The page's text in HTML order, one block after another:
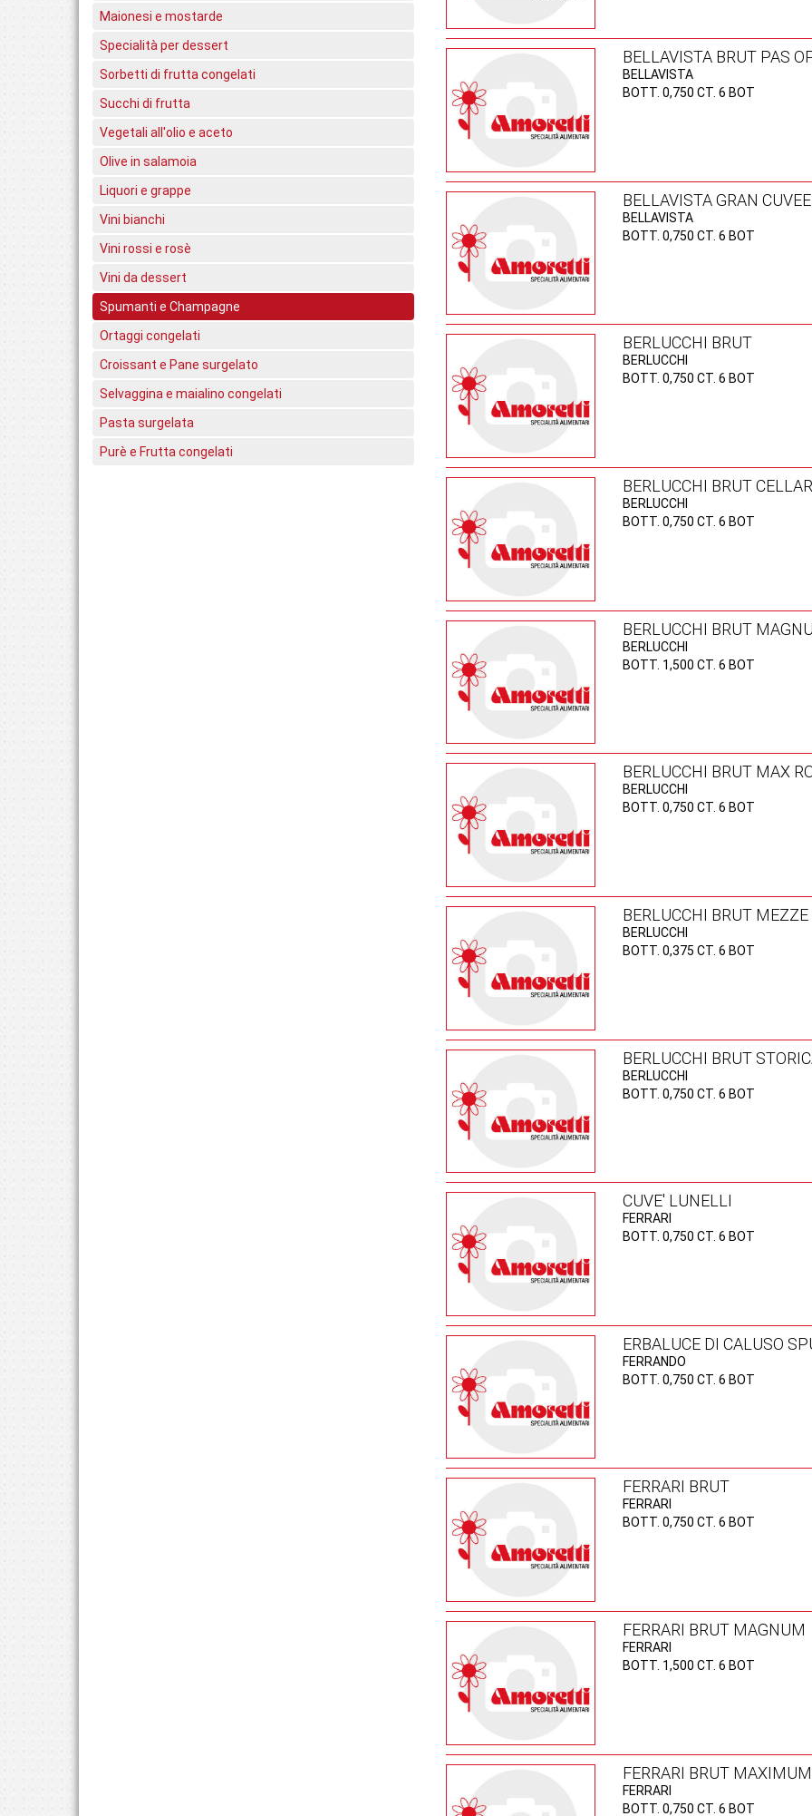
Maionesi e mostarde
Specialità per dessert
Sorbetti di frutta congelati
Succhi di frutta
Vegetali all'olio e aceto
Olive in salamoia
Liquori e grappe
Vini bianchi
Vini rossi e rosè
Vini da dessert
Spumanti e Champagne
Ortaggi congelati
Croissant e Pane surgelato
Selvaggina e maialino congelati
Pasta surgelata
Purè e Frutta congelati
BELLAVISTA BRUT PAS
BELLAVISTA
BOTT. 0,750 CT. 6 BOT
BELLAVISTA GRAN CUVEE
BELLAVISTA
BOTT. 0,750 CT. 6 BOT
BERLUCCHI BRUT
BERLUCCHI
BOTT. 0,750 CT. 6 BOT
BERLUCCHI BRUT
BERLUCCHI
BOTT. 0,750 CT. 6 BOT
BERLUCCHI BRUT
BERLUCCHI
BOTT. 1,500 CT. 6 BOT
BERLUCCHI BRUT MAX
BERLUCCHI
BOTT. 0,750 CT. 6 BOT
BERLUCCHI BRUT MEZZE
BERLUCCHI
BOTT. 0,375 CT. 6 BOT
BERLUCCHI BRUT
BERLUCCHI
BOTT. 0,750 CT. 6 BOT
CUVE' LUNELLI
FERRARI
BOTT. 0,750 CT. 6 BOT
ERBALUCE DI CALUSO
FERRANDO
BOTT. 0,750 CT. 6 BOT
FERRARI BRUT
FERRARI
BOTT. 0,750 CT. 6 BOT
FERRARI BRUT MAGNUM
FERRARI
BOTT. 1,500 CT. 6 BOT
FERRARI BRUT MAXIMUM
FERRARI
BOTT. 0,750 CT. 6 BOT